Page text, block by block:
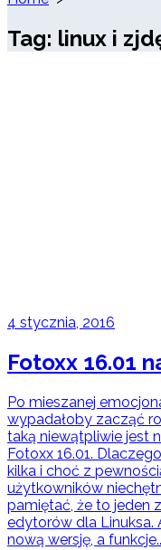
Tag: linux i
4 stycznia, 2016
Fotoxx 16.01
Po mieszanej
wypadałoby zacząć
taką niewątpliwie jest
Fotoxx 16.01.
kilka i choć z
użytkowników
pamiętać, że to jeden
edytorów dla Linuksa.
nową wersję, a